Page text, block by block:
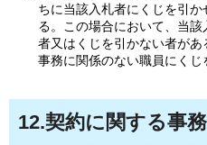
ちに当該入札者にくじを引
る。この場合において、当
者又はくじを引かない者が
事務に関係のない職員にくじ
12.契約に関する事